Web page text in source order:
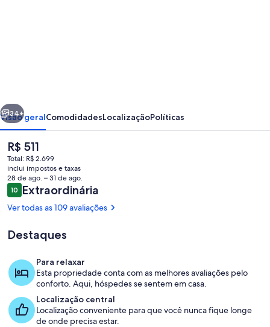
-
Kaluakoi,
Kepuhi
Beach
Resort
Próximo
34+
Visão geralComodidadesLocalizaçãoPolíticas
O
preço
atual
é
R$ 511
R$ 511
Total: R$ 2.699
inclui impostos e taxas
28 de ago. – 31 de ago.
Avaliações
1010 de 10
Extraordinária
Ver todas as 109 avaliações
Destaques
Para relaxar
Esta propriedade conta com as melhores avaliações pelo
conforto. Aqui, hóspedes se sentem em casa.
Localização central
Localização conveniente para que você nunca fique longe
de onde precisa estar.